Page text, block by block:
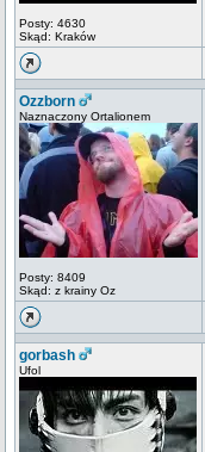
Posty: 4630
Skąd: Kraków
Ozzborn
Naznaczony Ortalionem
Posty: 8409
Skąd: z krainy Oz
gorbash
Ufol